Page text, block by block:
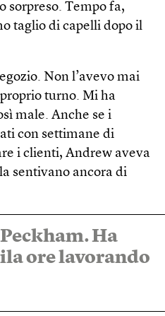
sorpreso. Tempo fa,
taglio di capelli dopo il
Non l’avevo mai
turno. Mi ha
male. Anche se i
con settimane di
i clienti, Andrew aveva
sentivano ancora di
Ha
ore lavorando